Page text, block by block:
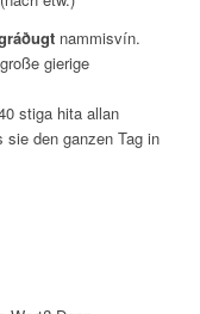
nammisvín.
gierige
stiga hita allan
den ganzen Tag in